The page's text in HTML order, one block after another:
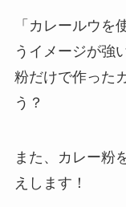
「カレールウを
うイメージが強
粉だけで作った
う？
また、カレー粉
えします！